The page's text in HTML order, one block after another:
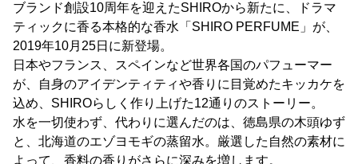
ブランド創設10周年を迎えたSHIROから新たに、ドラマ
ティックに香る本格的な香水「SHIRO PERFUME」が、
2019年10月25日に新登場。
日本やフランス、スペインなど世界各国のパフューマー
が、自身のアイデンティティや香りに目覚めたキッカケを
込め、SHIROらしく作り上げた12通りのストーリー。
水を一切使わず、代わりに選んだのは、徳島県の木頭ゆず
と、北海道のエゾヨモギの蒸留水。厳選した自然の素材に
よって、香料の香りがさらに深みを増します。